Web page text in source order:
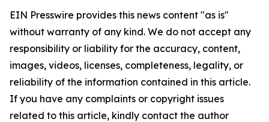
EIN Presswire provides this news content "as is"
without warranty of any kind. We do not accept any
responsibility or liability for the accuracy, content,
images, videos, licenses, completeness, legality, or
reliability of the information contained in this article.
If you have any complaints or copyright issues
related to this article, kindly contact the author